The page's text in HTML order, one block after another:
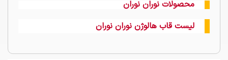
محصولات نوران نوران
لیست قاب هالوژن نوران نوران